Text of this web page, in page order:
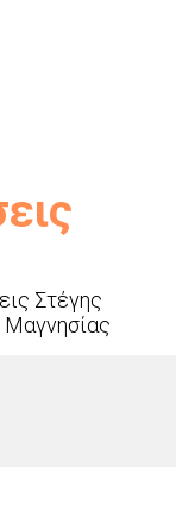
Στέγης
Μαγνησίας